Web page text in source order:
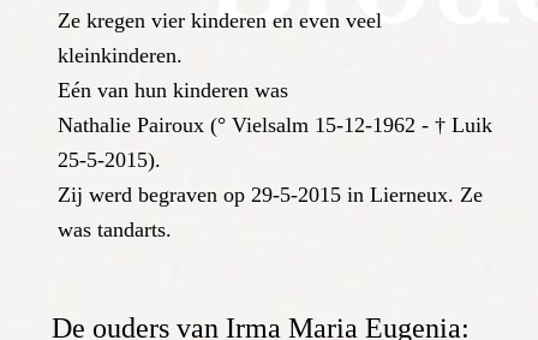
Ze kregen vier kinderen en even veel
kleinkinderen.
Eén van hun kinderen was
Nathalie Pairoux (° Vielsalm 15-12-1962 - † Luik
25-5-2015).
Zij werd begraven op 29-5-2015 in Lierneux. Ze
was tandarts.
De ouders van Irma Maria Eugenia: